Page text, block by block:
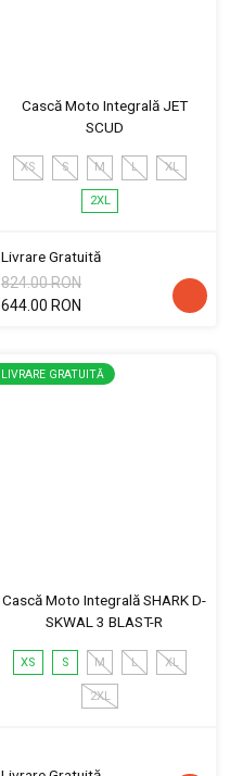
Cască Moto Integrală JET
SCUD
XS S M L XL
2XL
Livrare Gratuită
824.00 RON
644.00 RON
LIVRARE GRATUITĂ
Cască Moto Integrală SHARK D-
SKWAL 3 BLAST-R
XS S M L XL
2XL